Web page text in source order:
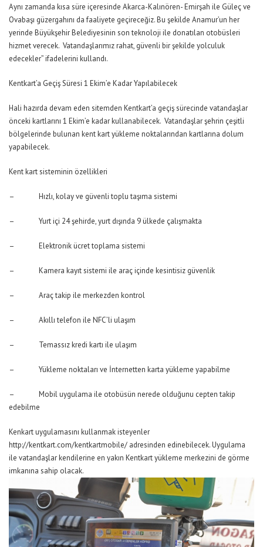
Aynı zamanda kısa süre içeresinde Akarca-Kalınören- Emirşah ile Güleç ve
Ovabaşı güzergahını da faaliyete geçireceğiz. Bu şekilde Anamur’un her
yerinde Büyükşehir Belediyesinin son teknoloji ile donatılan otobüsleri
hizmet verecek. Vatandaşlarımız rahat, güvenli bir şekilde yolculuk
edecekler” ifadelerini kullandı.
Kentkart’a Geçiş Süresi 1 Ekim’e Kadar Yapılabilecek
Hali hazırda devam eden sitemden Kentkart’a geçiş sürecinde vatandaşlar
önceki kartlarını 1 Ekim’e kadar kullanabilecek. Vatandaşlar şehrin çeşitli
bölgelerinde bulunan kent kart yükleme noktalarından kartlarına dolum
yapabilecek.
Kent kart sisteminin özellikleri
– Hızlı, kolay ve güvenli toplu taşıma sistemi
– Yurt içi 24 şehirde, yurt dışında 9 ülkede çalışmakta
– Elektronik ücret toplama sistemi
– Kamera kayıt sistemi ile araç içinde kesintisiz güvenlik
– Araç takip ile merkezden kontrol
– Akıllı telefon ile NFC’li ulaşım
– Temassız kredi kartı ile ulaşım
– Yükleme noktaları ve İnternetten karta yükleme yapabilme
– Mobil uygulama ile otobüsün nerede olduğunu cepten takip
edebilme
Kenkart uygulamasını kullanmak isteyenler
http://kentkart.com/kentkartmobile/ adresinden edinebilecek. Uygulama
ile vatandaşlar kendilerine en yakın Kentkart yükleme merkezini de görme
imkanına sahip olacak.